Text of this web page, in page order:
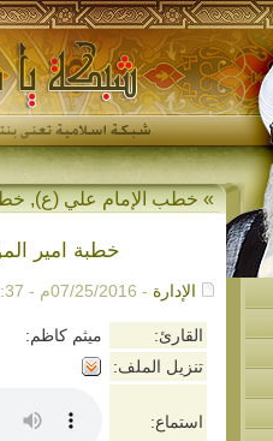
»خطب الإمام علي (ع),
خطبة امير
الإدارة - 07/25/2016م - 1:37 م
القارئ:
ميثم كاظم:
تنزيل الملف:
استماع: